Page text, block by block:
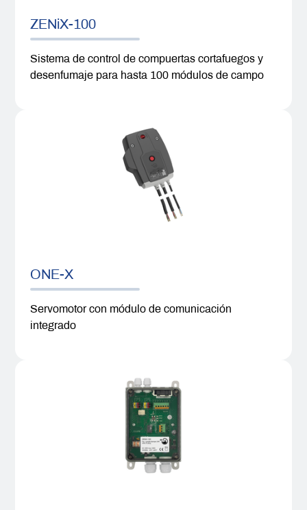
ZENiX-100
Sistema de control de compuertas cortafuegos y
desenfumaje para hasta 100 módulos de campo
ONE-X
Servomotor con módulo de comunicación
integrado